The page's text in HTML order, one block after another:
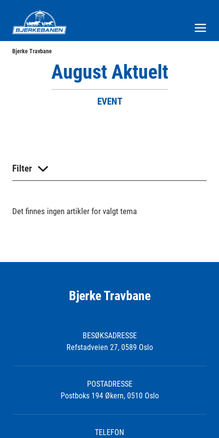
Bjerke Travbane
August Aktuelt
EVENT
Filter
Det finnes ingen artikler for valgt tema
Bjerke Travbane
BESØKSADRESSE
Refstadveien 27, 0589 Oslo
POSTADRESSE
Postboks 194 Økern, 0510 Oslo
TELEFON